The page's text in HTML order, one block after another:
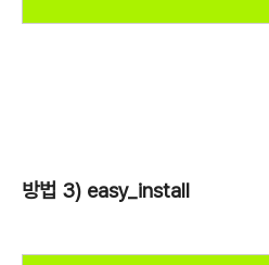
방법 3) easy_install